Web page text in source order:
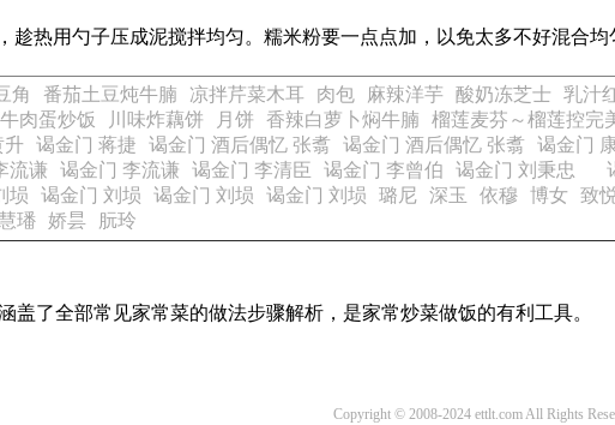
趁热用勺子压成泥搅拌均匀。糯米粉要一点点加，以免太多不好混合均
角 番茄土豆炖牛腩 凉拌芹菜木耳 肉包 麻辣洋芋 酸奶冻芝士 乳汁
肉蛋炒饭 川味炸藕饼 月饼 香辣白萝卜焖牛腩 榴莲麦芬～榴莲控完
升 谒金门 蒋捷 谒金门 酒后偶忆 张翥 谒金门 酒后偶忆 张翥 谒金门
流谦 谒金门 李流谦 谒金门 李清臣 谒金门 李曾伯 谒金门 刘秉忠
埙 谒金门 刘埙 谒金门 刘埙 谒金门 刘埙 璐尼 深玉 依穆 博女 致
璠 娇昙 朊玲
盖了全部常见家常菜的做法步骤解析，是家常炒菜做饭的有利工具。
Copyright © 2008-2024 ettlt.com All Rights